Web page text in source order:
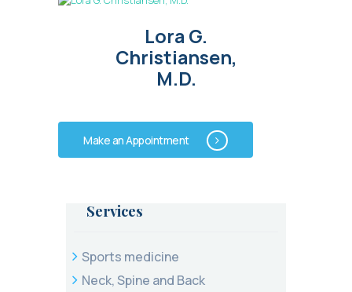
Lora G.
Christiansen,
M.D.
Make an Appointment
Services
Sports medicine
Neck, Spine and Back